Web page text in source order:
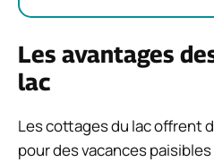
Les avantages
lac
Les cottages du lac offrent
pour des vacances